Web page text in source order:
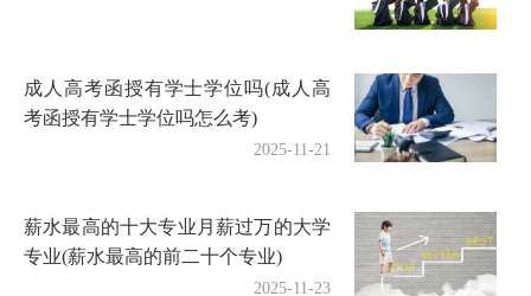
成人高考函授有学士学位吗(成人高
考函授有学士学位吗怎么考)
2025-11-21
薪水最高的十大专业月薪过万的大学
专业(薪水最高的前二十个专业)
2025-11-23